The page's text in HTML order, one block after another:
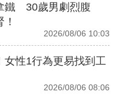
鐵 30歲男劇烈腹
2026/08/06 10:03
女性1行為更易找到工
2026/08/06 08:06